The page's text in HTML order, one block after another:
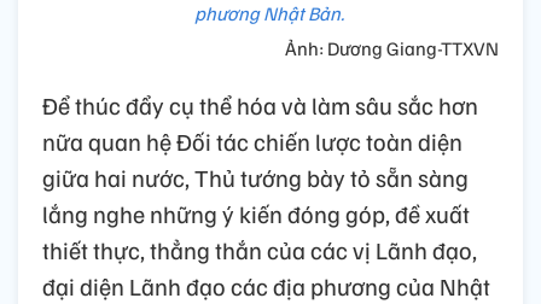
phương Nhật Bản.
Ảnh: Dương Giang-TTXVN
Để thúc đẩy cụ thể hóa và làm sâu sắc hơn
nữa quan hệ Đối tác chiến lược toàn diện
giữa hai nước, Thủ tướng bày tỏ sẵn sàng
lắng nghe những ý kiến đóng góp, đề xuất
thiết thực, thẳng thắn của các vị Lãnh đạo,
đại diện Lãnh đạo các địa phương của Nhật